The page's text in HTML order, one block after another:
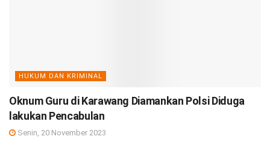
HUKUM DAN KRIMINAL
Oknum Guru di Karawang Diamankan Polsi Diduga
lakukan Pencabulan
Senin, 20 November 2023